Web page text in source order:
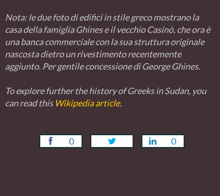
Nota: le due foto di edifici in stile greco mostrano la
casa della famiglia Ghines e il vecchio Casinò, che ora è
una banca commerciale con la sua struttura originale
nascosta dietro un rivestimento recentemente
aggiunto. Per gentile concessione di George Ghines.
To explore further the history of Greeks in Sudan, you
can read this Wikipedia article.
0 0